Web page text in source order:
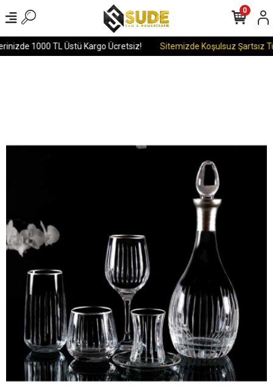
1000 TL Üstü Kargo Ücretsiz! Sitemizde Koşulsuz Şartsız
0